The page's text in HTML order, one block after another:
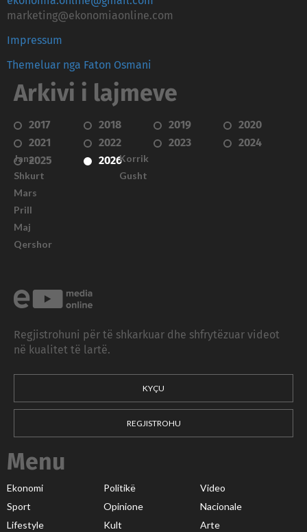
marketing@ekonomiaonline.com
Impressum
Themeluar nga Faton Osmani
Arkivi i lajmeve
2017 2018 2019
2020
2021
2022 2023
2024
2025
2026
Janar
Shkurt
Mars
Prill
Maj
Qershor
Korrik
Gusht
Regjistrohuni për të shkarkuar dhe shfrytëzuar videot
në kualitet të lartë.
KYÇU
REGJISTROHU
Menu
Ekonomi Politikë
Video
Sport
Opinione
Nacionale
Lifestyle
Kult Arte